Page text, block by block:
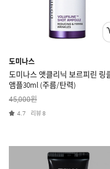
도미나스
도미나스 앳클리닉 보르피린 링
앰플30ml (주름/탄력)
45,000원
4.7 리뷰8